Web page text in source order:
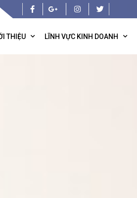
THIỆU LĨNH VỰC KINH DOANH